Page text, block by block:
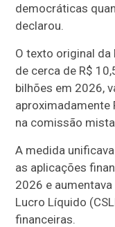
democráticas
declarou.
O texto original da
de cerca de R$
bilhões em 2026,
aproximadamente
na comissão
A medida
as aplicações
2026 e
Lucro Líquido
financeiras.